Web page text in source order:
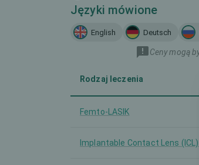
Języki mówione
English Deutsch
Ceny mogą
Rodzaj leczenia
Femto-LASIK
Implantable Contact Lens (ICL)